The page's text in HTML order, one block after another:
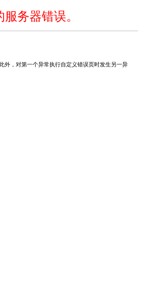
务器错误。
外，对第一个异常执行自定义错误页时发生另一异